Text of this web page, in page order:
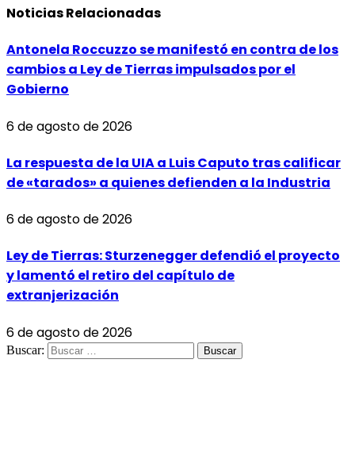
NoticiasRelacionadas
Antonela Roccuzzo se manifestó en contra de los
cambios a Ley de Tierras impulsados por el
Gobierno
6 de agosto de 2026
La respuesta de la UIA a Luis Caputo tras calificar
de «tarados» a quienes defienden a la Industria
6 de agosto de 2026
Ley de Tierras: Sturzenegger defendió el proyecto
y lamentó el retiro del capítulo de
extranjerización
6 de agosto de 2026
Buscar: